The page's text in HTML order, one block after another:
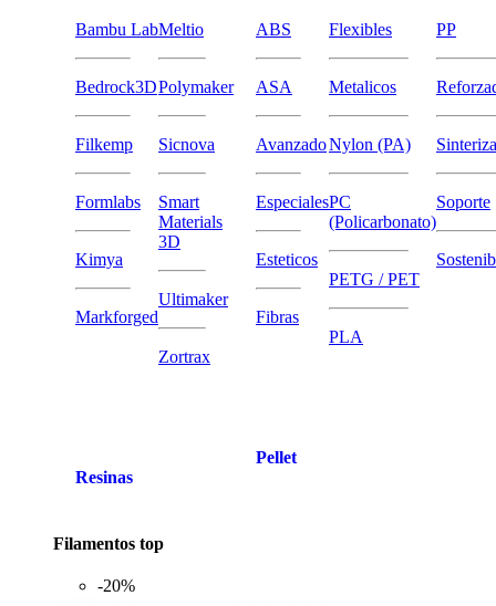
Bambu Lab
Bedrock3D
Filkemp
Formlabs
Kimya
Markforged
Meltio
Polymaker
Sicnova
Smart
Materials
3D
Ultimaker
Zortrax
Resinas
ABS
ASA
Avanzado
Especiales
Esteticos
Fibras
Flexibles
Metalicos
Nylon (PA)
PC
(Policarbonato)
PETG / PET
PLA
PP
Soporte
Pellet
Filamentos top
-20%